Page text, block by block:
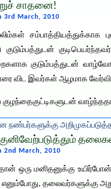
சாதனை!
3rd March, 2010
சம்பாத்தியத்துக்காக
குடும்பத்துடன்
குடும்பத்துடன்
விட இவர்கள் ஆழமாக
நண்பர்களுக்கு
2nd March, 2010
ஒரு மனிதனுக்கு
தலைவர்களுக்கு